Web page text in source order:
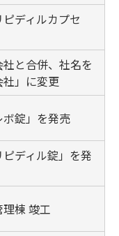
ディルカプセ
と合併、社名を
社」に変更
錠」を発売
ディル錠」を発
棟 竣工